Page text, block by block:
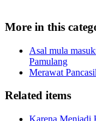
More in this
Asal mula
Pamulang
Merawat
Related items